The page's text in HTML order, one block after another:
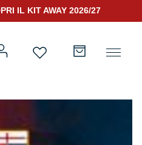
IL KIT AWAY 2026/27